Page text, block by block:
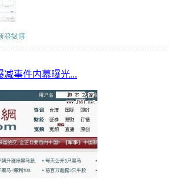
减事件内幕曝光...